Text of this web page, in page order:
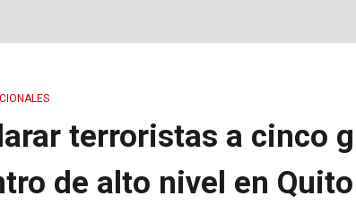
terroristas a cinco
de alto nivel en Quito